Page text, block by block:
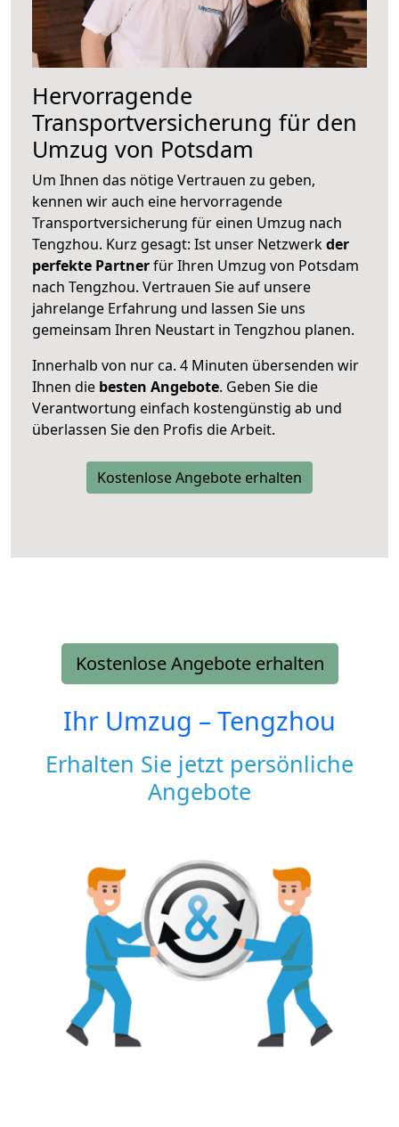
Hervorragende
Transportversicherung für den
Umzug von Potsdam
Um Ihnen das nötige Vertrauen zu geben,
kennen wir auch eine hervorragende
Transportversicherung für einen Umzug nach
Tengzhou. Kurz gesagt: Ist unser Netzwerkder
perfekte Partnerfür Ihren Umzug von Potsdam
nach Tengzhou. Vertrauen Sie auf unsere
jahrelange Erfahrung und lassen Sie uns
gemeinsam Ihren Neustart in Tengzhou planen.
Innerhalb von nur ca. 4 Minuten übersenden wir
Ihnen die besten Angebote. Geben Sie die
Verantwortung einfach kostengünstig ab und
überlassen Sie den Profis die Arbeit.
Kostenlose Angebote erhalten
Kostenlose Angebote erhalten
Ihr Umzug –Tengzhou
Erhalten Sie jetzt persönliche
Angebote